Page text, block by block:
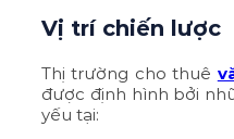
Vị trí chiến lược
Thị trường cho thuê
được định hình bởi
yếu tại: